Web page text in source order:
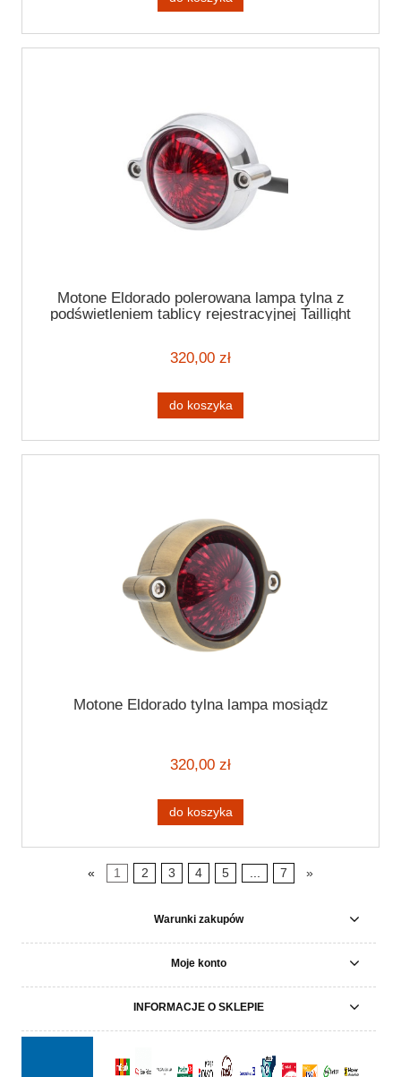
Motone Eldorado polerowana lampa tylna z
podświetleniem tablicy rejestracyjnej Taillight
320,00 zł
do koszyka
Motone Eldorado tylna lampa mosiądz
320,00 zł
do koszyka
« 1 2 3 4 5 ... 7 »
Warunki zakupów
Moje konto
INFORMACJE O SKLEPIE